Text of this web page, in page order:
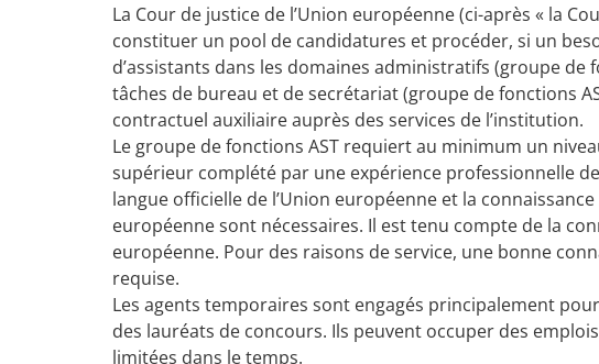
La Cour de justice de l’Union européenne (ci-après « la
constituer un pool de candidatures et procéder, si un
d’assistants dans les domaines administratifs (groupe de
tâches de bureau et de secrétariat (groupe de fonctions
contractuel auxiliaire auprès des services de l’institution.
Le groupe de fonctions AST requiert au minimum un
supérieur complété par une expérience professionnelle
langue officielle de l’Union européenne et la
européenne sont nécessaires. Il est tenu compte de la
européenne. Pour des raisons de service, une bonne
requise.
Les agents temporaires sont engagés principalement
des lauréats de concours. Ils peuvent occuper des
limitées dans le temps.